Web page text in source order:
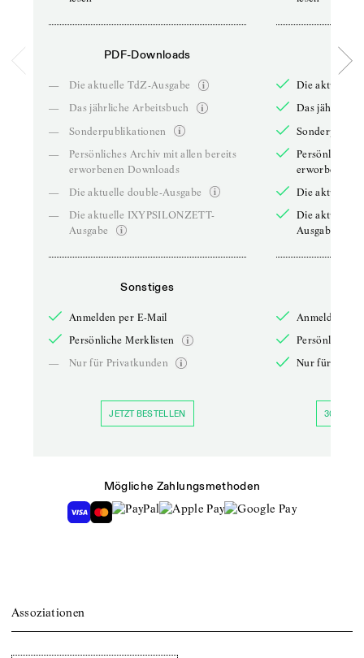
PDF-Downloads
—
Die aktuelle TdZ-Ausgabe
—
Das jährliche Arbeitsbuch
—
Sonderpublikationen
—
Persönliches Archiv mit allen bereits
erworbenen Downloads
—
Die aktuelle double-Ausgabe
—
Die aktuelle IXYPSILONZETT-
Ausgabe
Sonstiges
Anmelden per E-Mail
Persönliche Merklisten
—
Nur für Privatkunden
JETZT BESTELLEN
Die aktuelle
Das jährliche
Persönliches
erworbenen
Die aktuelle
Die aktuelle
Ausgabe
Anmelden
Persönliche
Nur für
30 TAGE
Mögliche Zahlungsmethoden
Assoziationen